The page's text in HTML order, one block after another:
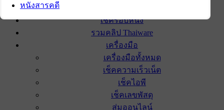
เช็ครอบหนัง
รวมคลิป Thaiware
เครื่องมือ
เครื่องมือทั้งหมด
เช็คความเร็วเน็ต
เช็คไอพี
เช็คเลขพัสดุ
สุ่มออนไลน์
หนังสารคดี